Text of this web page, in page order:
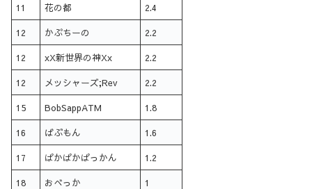
11 花の都 2.4
12 かぷちーの 2.2
12 xX新世界の神Xx 2.2
12 メッシャーズ;Rev 2.2
15 BobSappATM 1.8
16 ばぶもん 1.6
17 ぱかぱかぱっかん 1.2
18 おべっか 1